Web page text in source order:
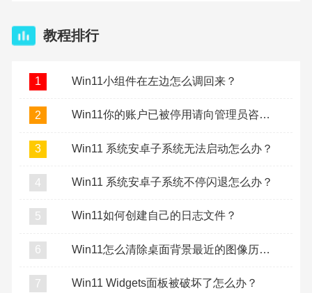
教程排行
1 Win11小组件在左边怎么调回来？
2 Win11你的账户已被停用请向管理员咨询怎么办？
3 Win11 系统安卓子系统无法启动怎么办？
4 Win11 系统安卓子系统不停闪退怎么办？
5 Win11如何创建自己的日志文件？
6 Win11怎么清除桌面背景最近的图像历史记录？
7 Win11 Widgets面板被破坏了怎么办？